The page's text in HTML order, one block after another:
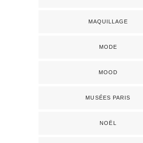
MAQUILLAGE
MODE
MOOD
MUSÉES PARIS
NOËL